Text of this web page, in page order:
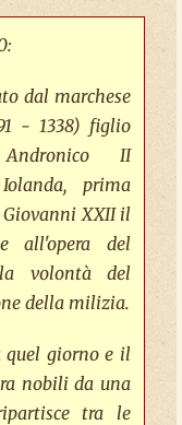
dal marchese
- 1338) figlio
Andronico II
prima
XXII il
all'opera del
volontà del
della milizia.
quel giorno e il
nobili da una
tra le